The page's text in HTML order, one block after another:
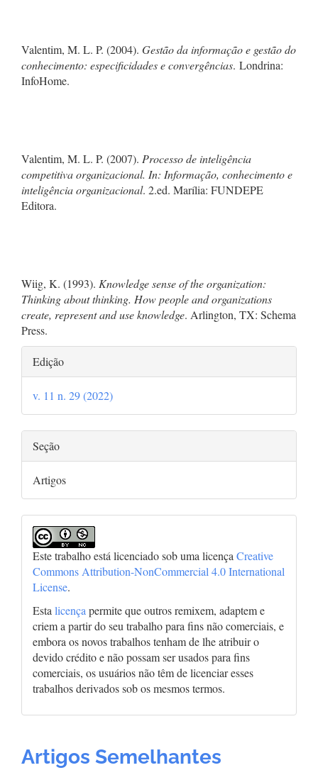
Valentim, M. L. P. (2004). Gestão da informação e gestão do
conhecimento: especificidades e convergências. Londrina:
InfoHome.
Valentim, M. L. P. (2007). Processo de inteligência
competitiva organizacional. In: Informação, conhecimento e
inteligência organizacional. 2.ed. Marília: FUNDEPE
Editora.
Wiig, K. (1993). Knowledge sense of the organization:
Thinking about thinking. How people and organizations
create, represent and use knowledge. Arlington, TX: Schema
Press.
Detalhes
do
artigo
Edição
v. 11 n. 29 (2022)
Seção
Artigos
Este trabalho está licenciado sob uma licençaCreative
Commons Attribution-NonCommercial 4.0 International
License.
Estalicençapermite que outros remixem, adaptem e
criem a partir do seu trabalho para fins não comerciais, e
embora os novos trabalhos tenham de lhe atribuir o
devido crédito e não possam ser usados para fins
comerciais, os usuários não têm de licenciar esses
trabalhos derivados sob os mesmos termos.
Artigos Semelhantes